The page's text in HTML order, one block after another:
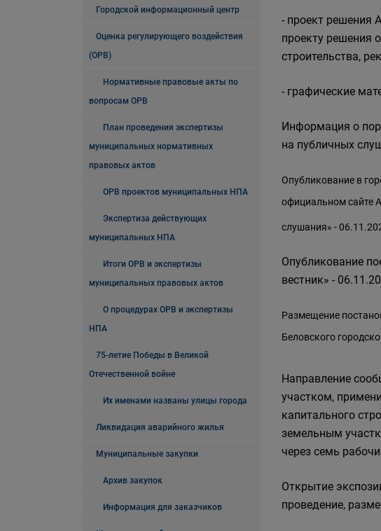
Городской информационный центр
Оценка регулирующего воздействия
(ОРВ)
Нормативные правовые акты по
вопросам ОРВ
План проведения экспертизы
муниципальных нормативных
правовых актов
ОРВ проектов муниципальных НПА
Экспертиза действующих
муниципальных НПА
Итоги ОРВ и экспертизы
муниципальных правовых актов
О процедурах ОРВ и экспертизы
НПА
75-летие Победы в Великой
Отечественной войне
Их именами названы улицы города
Ликвидация аварийного жилья
Муниципальные закупки
Архив закупок
Информация для заказчиков
- проект решения
проекту решения
строительства,
- графические
Информация о
на публичных
Опубликование в
официальном сайте
слушания» -
Опубликование
вестник» -
Размещение
Беловского
Направление
участком,
капитального
земельным
через семь
Открытие
проведение,